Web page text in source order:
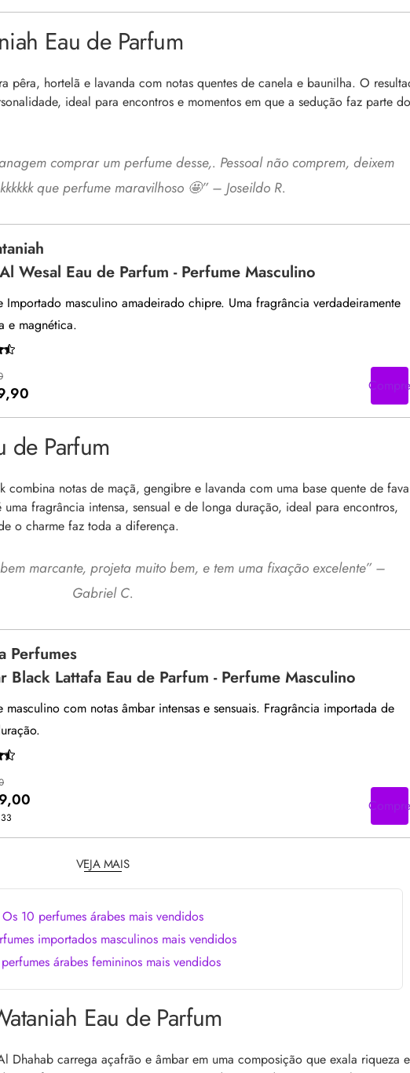
Eau de Parfum
pêra, hortelã e lavanda com notas quentes de canela e baunilha. O
ideal para encontros e momentos em que a sedução faz parte do
comprar um perfume desse,. Pessoal não comprem, deixem
que perfume maravilhoso 🤩” – Joseildo R.
Wesal Eau de Parfum - Perfume Masculino
Importado masculino amadeirado chipre. Uma fragrância verdadeiramente
e magnética.
Compre
de Parfum
combina notas de maçã, gengibre e lavanda com uma base quente de fava
fragrância intensa, sensual e de longa duração, ideal para encontros,
o charme faz toda a diferença.
marcante, projeta muito bem, e tem uma fixação excelente” –
Gabriel C.
Perfumes
Black Lattafa Eau de Parfum - Perfume Masculino
masculino com notas âmbar intensas e sensuais. Fragrância importada de
Compre
VEJA MAIS
Os 10 perfumes árabes mais vendidos
importados masculinos mais vendidos
árabes femininos mais vendidos
Eau de Parfum
Dhahab carrega açafrão e âmbar em uma composição que exala riqueza e